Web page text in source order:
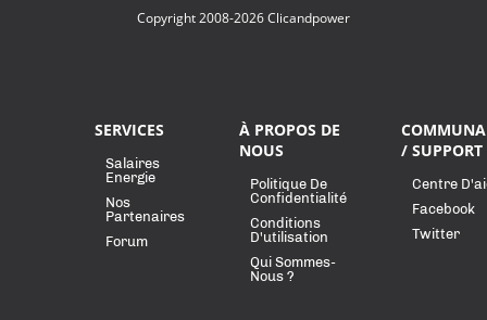
Copyright 2008-2026 Clicandpower
SERVICES
Salaires
Energie
Nos
Partenaires
Forum
À PROPOS DE
NOUS
Politique De
Confidentialité
Conditions
D'utilisation
Qui Sommes-
Nous ?
/ SUPPORT
Centre
Facebook
Twitter